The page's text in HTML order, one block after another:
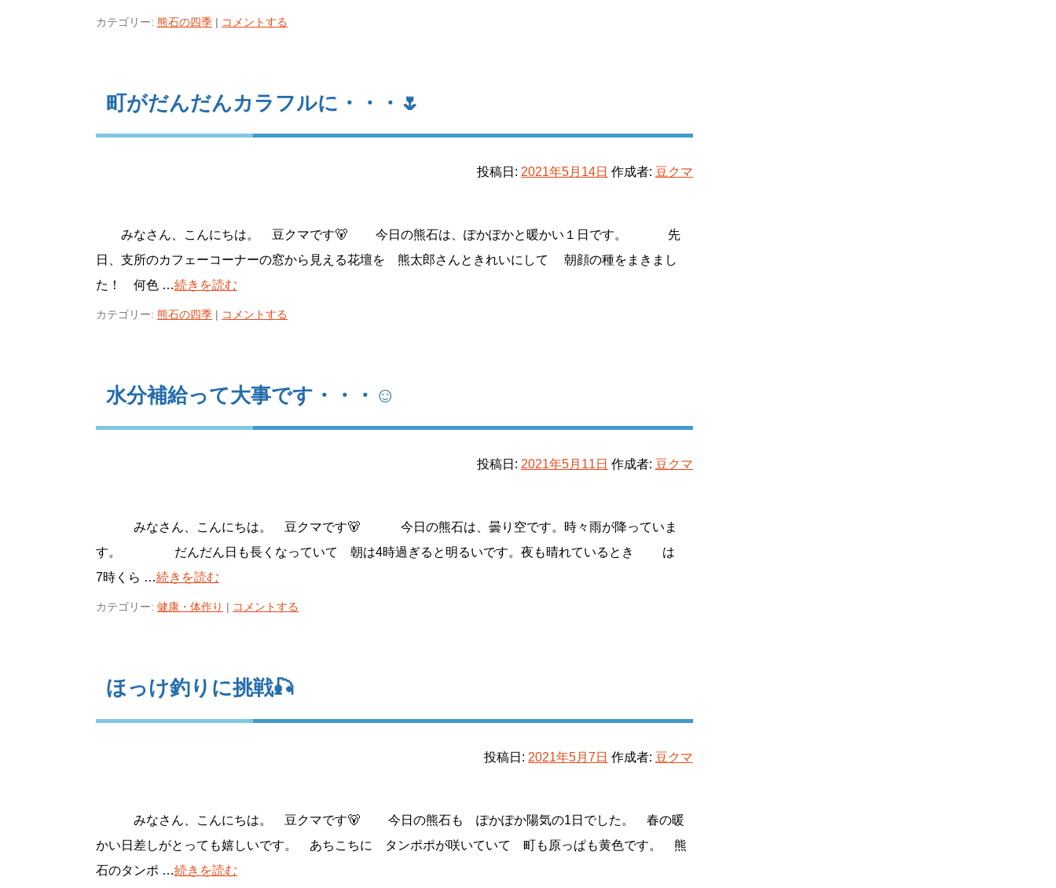
カテゴリー: 熊石の四季 | コメントする
町がだんだんカラフルに・・・🌷
投稿日: 2021年5月14日 作成者: 豆クマ
みなさん、こんにちは。 豆クマです🐻 今日の熊石は、ぽかぽかと暖かい１日です。 先
日、支所のカフェーコーナーの窓から見える花壇を 熊太郎さんときれいにして 朝顔の種をまきまし
た！ 何色 …続きを読む
カテゴリー: 熊石の四季 | コメントする
水分補給って大事です・・・☺
投稿日: 2021年5月11日 作成者: 豆クマ
みなさん、こんにちは。 豆クマです🐻 今日の熊石は、曇り空です。時々雨が降っていま
す。 だんだん日も長くなっていて 朝は4時過ぎると明るいです。夜も晴れているとき は
7時くら …続きを読む
カテゴリー: 健康・体作り | コメントする
ほっけ釣りに挑戦🎣
投稿日: 2021年5月7日 作成者: 豆クマ
みなさん、こんにちは。 豆クマです🐻 今日の熊石も ぽかぽか陽気の1日でした。 春の暖
かい日差しがとっても嬉しいです。 あちこちに タンポポが咲いていて 町も原っぱも黄色です。 熊
石のタンポ …続きを読む